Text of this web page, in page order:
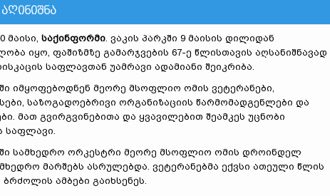
მაისი, საქინფორმი. ვაკის პარკში 9 მაისის დილიდან
იყო, ფაშიზმზე გამარჯვების 67-ე წლისთავის აღსანიშნავად
საფლავთან უამრავი ადამიანი შეიკრიბა.
იმყოფებოდნენ მეორე მსოფლიო ომის ვეტერანები,
საზოგადოებრივი ორგანიზაციის წარმომადგენლები და
მათ გვირგვინებითა და ყვავილებით შეამკეს უცნობი
საფლავი.
სამხედრო ორკესტრი მეორე მსოფლიო ომის დროინდელ
მარშებს ასრულებდა. ვეტერანებმა ექვსი ათეული წლის
ამბები გაიხსენეს.